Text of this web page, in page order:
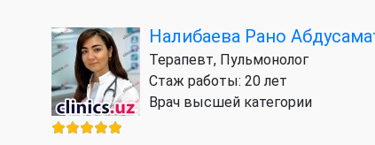
Налибаева Рано
Терапевт, Пульмонолог
Стаж работы: 20 лет
Врач высшей категории